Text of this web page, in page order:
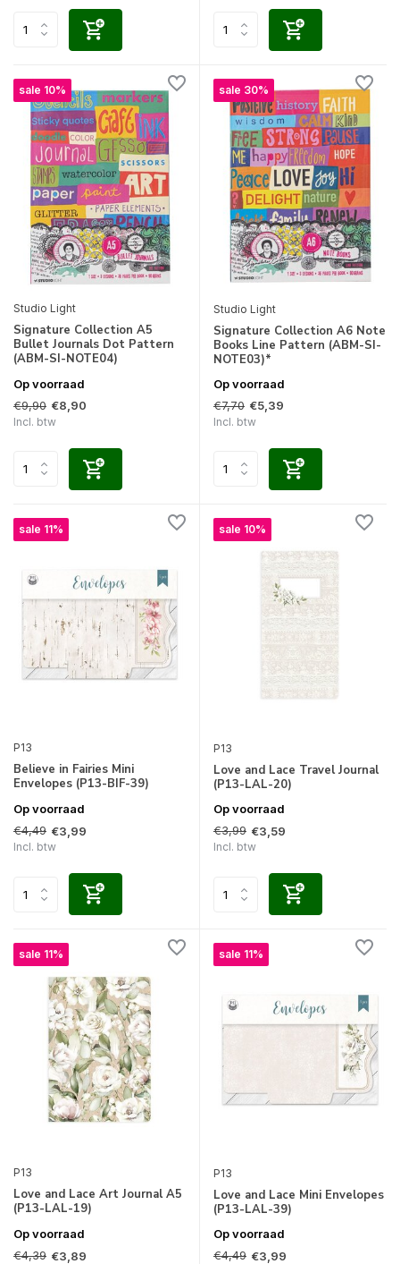
sale 10%
Studio Light
Signature Collection A5
Bullet Journals Dot Pattern
(ABM-SI-NOTE04)
Op voorraad
€9,90 €8,90
Incl. btw
sale 30%
Studio Light
Signature Collection A6 Note
Books Line Pattern (ABM-SI-
NOTE03)*
Op voorraad
€7,70 €5,39
Incl. btw
sale 11%
P13
Believe in Fairies Mini
Envelopes (P13-BIF-39)
Op voorraad
€4,49 €3,99
Incl. btw
sale 10%
P13
Love and Lace Travel Journal
(P13-LAL-20)
Op voorraad
€3,99 €3,59
Incl. btw
sale 11%
P13
Love and Lace Art Journal A5
(P13-LAL-19)
Op voorraad
€4,39 €3,89
sale 11%
P13
Love and Lace Mini Envelopes
(P13-LAL-39)
Op voorraad
€4,49 €3,99